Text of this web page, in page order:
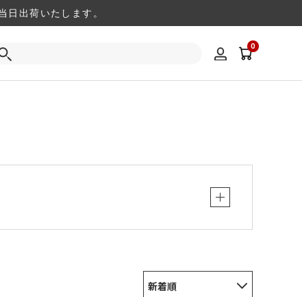
出荷いたします。
0
新着順